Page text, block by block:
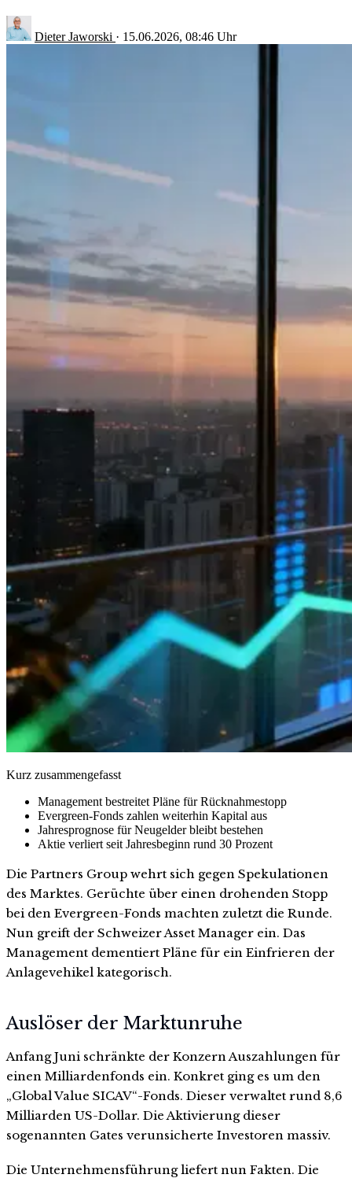
Dieter Jaworski · 15.06.2026, 08:46 Uhr
Kurz zusammengefasst
Management bestreitet Pläne für Rücknahmestopp
Evergreen-Fonds zahlen weiterhin Kapital aus
Jahresprognose für Neugelder bleibt bestehen
Aktie verliert seit Jahresbeginn rund 30 Prozent
Die Partners Group wehrt sich gegen Spekulationen
des Marktes. Gerüchte über einen drohenden Stopp
bei den Evergreen-Fonds machten zuletzt die Runde.
Nun greift der Schweizer Asset Manager ein. Das
Management dementiert Pläne für ein Einfrieren der
Anlagevehikel kategorisch.
Auslöser der Marktunruhe
Anfang Juni schränkte der Konzern Auszahlungen für
einen Milliardenfonds ein. Konkret ging es um den
„Global Value SICAV“-Fonds. Dieser verwaltet rund 8,6
Milliarden US-Dollar. Die Aktivierung dieser
sogenannten Gates verunsicherte Investoren massiv.
Die Unternehmensführung liefert nun Fakten. Die